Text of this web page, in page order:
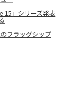
15」シリーズ発表
フラッグシップ